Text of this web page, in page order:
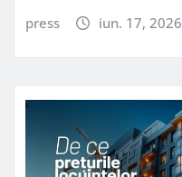
press iun. 17, 2026